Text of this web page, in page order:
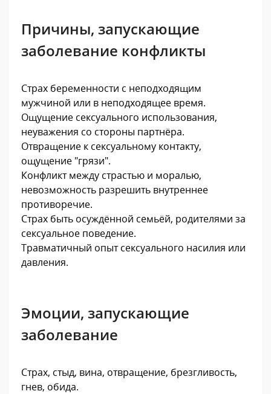
Причины, запускающие
заболевание конфликты
Страх беременности с неподходящим
мужчиной или в неподходящее время.
Ощущение сексуального использования,
неуважения со стороны партнёра.
Отвращение к сексуальному контакту,
ощущение "грязи".
Конфликт между страстью и моралью,
невозможность разрешить внутреннее
противоречие.
Страх быть осуждённой семьёй, родителями за
сексуальное поведение.
Травматичный опыт сексуального насилия или
давления.
Эмоции, запускающие
заболевание
Страх, стыд, вина, отвращение, брезгливость,
гнев, обида.